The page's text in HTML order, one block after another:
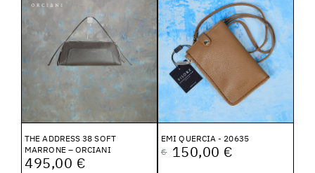
THE ADDRESS 38 SOFT
MARRONE – ORCIANI
495,00 €
EMI QUERCIA - 20635
€ 150,00 €